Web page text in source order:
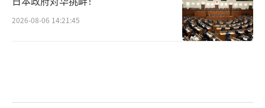
2026-08-06 14:21:45